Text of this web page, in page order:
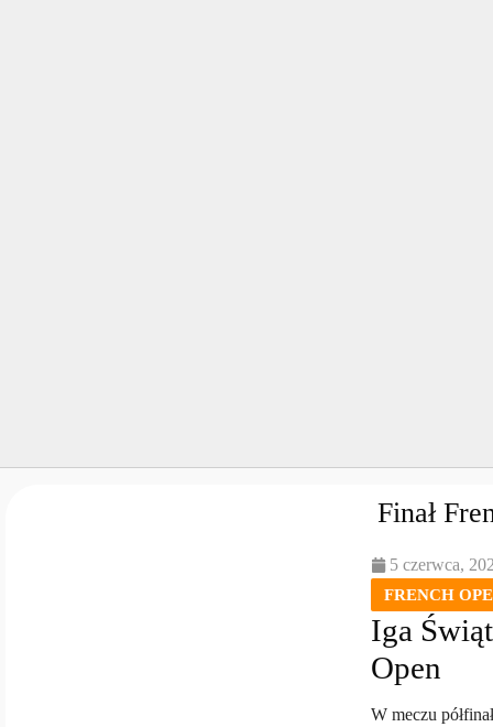
Finał
5 czerwca,
FRENCH
Iga
Open
W meczu